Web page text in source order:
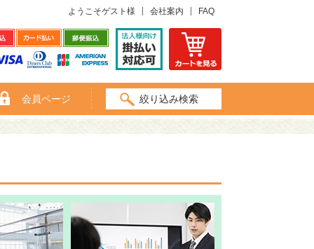
ようこそゲスト様 会社案内 FAQ
会員ページ 絞り込み検索